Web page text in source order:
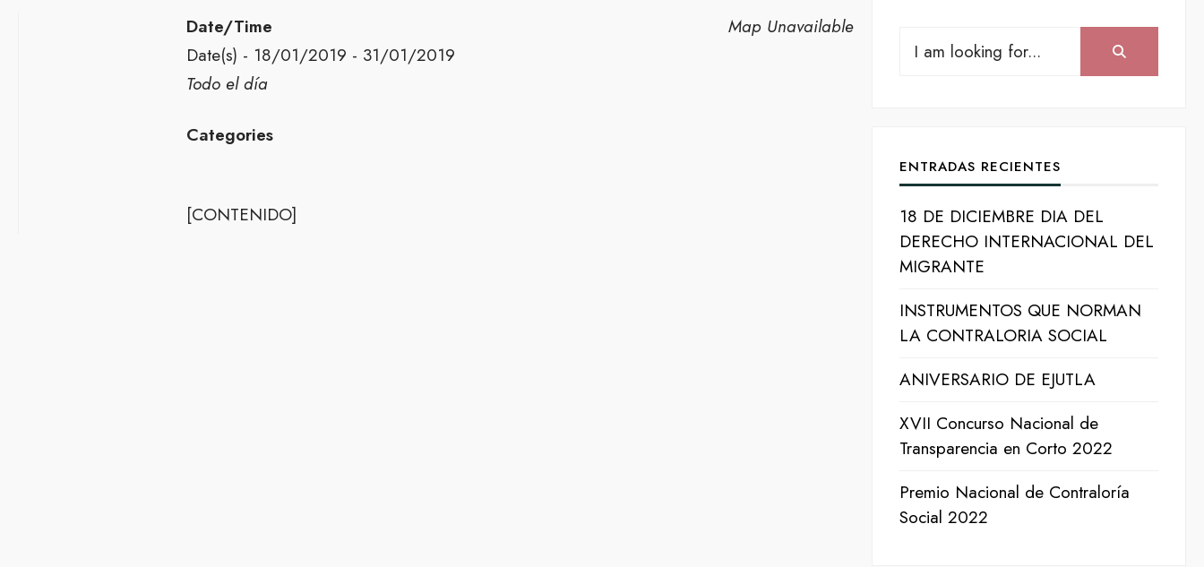
Map Unavailable
Date/Time
Date(s) - 18/01/2019 - 31/01/2019
Todo el día
Categories
[CONTENIDO]
Search
ENTRADAS RECIENTES
18 DE DICIEMBRE DIA DEL
DERECHO INTERNACIONAL DEL
MIGRANTE
INSTRUMENTOS QUE NORMAN
LA CONTRALORIA SOCIAL
ANIVERSARIO DE EJUTLA
XVII Concurso Nacional de
Transparencia en Corto 2022
Premio Nacional de Contraloría
Social 2022